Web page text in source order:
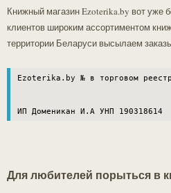
актуальную цену!!!.
Книжный магазин Ezoterika.by вот уже
клиентов широким ассортиментом
территории Беларуси высылаем
Ezoterika.by № в торговом
ИП Доменикан И.А УНП 190318614
Для любителей порыться в